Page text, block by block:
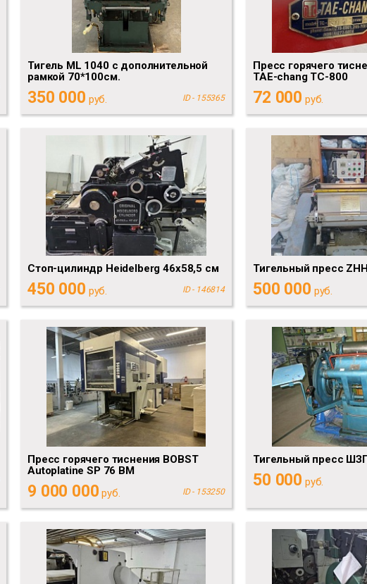
Тигель ML 1040 с дополнительной
рамкой 70*100см.
350 000 руб. ID - 155365
Пресс горячего
TAE-chang TC-800
72 000 руб.
Стоп-цилиндр Heidelberg 46х58,5 см
450 000 руб. ID - 146814
Тигельный пресс
500 000 руб.
Пресс горячего тиснения BOBST
Autoplatine SP 76 BM
9 000 000 руб. ID - 153250
Тигельный пресс
50 000 руб.